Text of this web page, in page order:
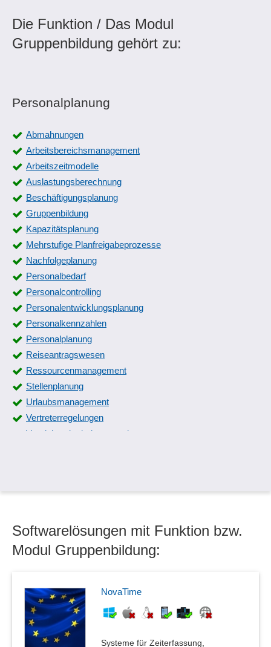
Die Funktion / Das Modul
Gruppenbildung gehört zu:
Personalplanung
Abmahnungen
Arbeitsbereichsmanagement
Arbeitszeitmodelle
Auslastungsberechnung
Beschäftigungsplanung
Gruppenbildung
Kapazitätsplanung
Mehrstufige Planfreigabeprozesse
Nachfolgeplanung
Personalbedarf
Personalcontrolling
Personalentwicklungsplanung
Personalkennzahlen
Personalplanung
Reiseantragswesen
Ressourcenmanagement
Stellenplanung
Urlaubsmanagement
Vertreterregelungen
Vertriebsmitarbeiterverwaltung
Softwarelösungen mit Funktion bzw.
Modul Gruppenbildung:
NovaTime
Systeme für Zeiterfassung,